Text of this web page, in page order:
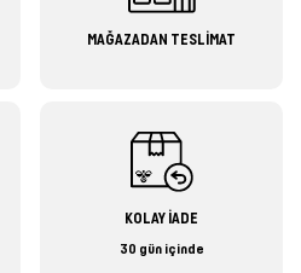
MAĞAZADAN TESLİMAT
KOLAY İADE
30 gün içinde